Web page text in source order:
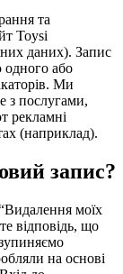
та
Toysi
даних). Запис
одного або
Ми
з послугами,
рекламні
(наприклад).
запис?
моїх
відповідь, що
на основі